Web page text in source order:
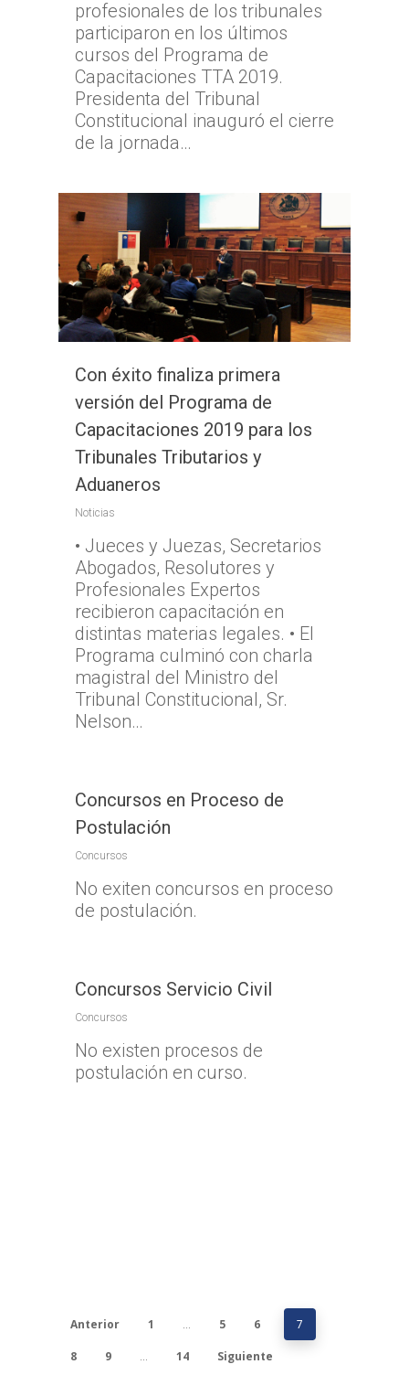
profesionales de los tribunales
participaron en los últimos
cursos del Programa de
Capacitaciones TTA 2019.
Presidenta del Tribunal
Constitucional inauguró el cierre
de la jornada…
Con éxito finaliza primera
versión del Programa de
Capacitaciones 2019 para los
Tribunales Tributarios y
Aduaneros
Noticias
• Jueces y Juezas, Secretarios
Abogados, Resolutores y
Profesionales Expertos
recibieron capacitación en
distintas materias legales. • El
Programa culminó con charla
magistral del Ministro del
Tribunal Constitucional, Sr.
Nelson…
Concursos en Proceso de
Postulación
Concursos
No exiten concursos en proceso
de postulación.
Concursos Servicio Civil
Concursos
No existen procesos de
postulación en curso.
Anterior 1 … 5 6 7
8 9 … 14 Siguiente